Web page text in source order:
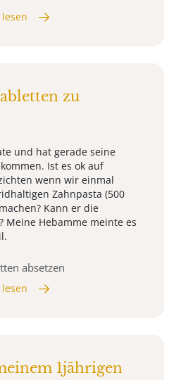
zu
und hat gerade seine
Ist es ok auf
wenn wir einmal
Zahnpasta (500
Kann er die
Meine Hebamme meinte es
absetzen
1jährigen